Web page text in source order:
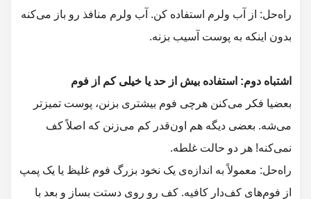
راه‌حل: از آب ولرم استفاده کن. آب ولرم منافذ رو باز می‌کنه
بعضیا فکر می‌کنن هرچی فوم بیشتری بزنن، پوست تمیزتر
می‌شه. بعضی دیگه هم اون‌قدر کم می‌زنن که اصلاً کف
راه‌حل: معمولاً به اندازه‌ی یک نخود بزرگ فوم غلیظ یا یک پمپ
از فوم‌های کف‌دار کافیه. کف رو روی دستت بساز و بعد با